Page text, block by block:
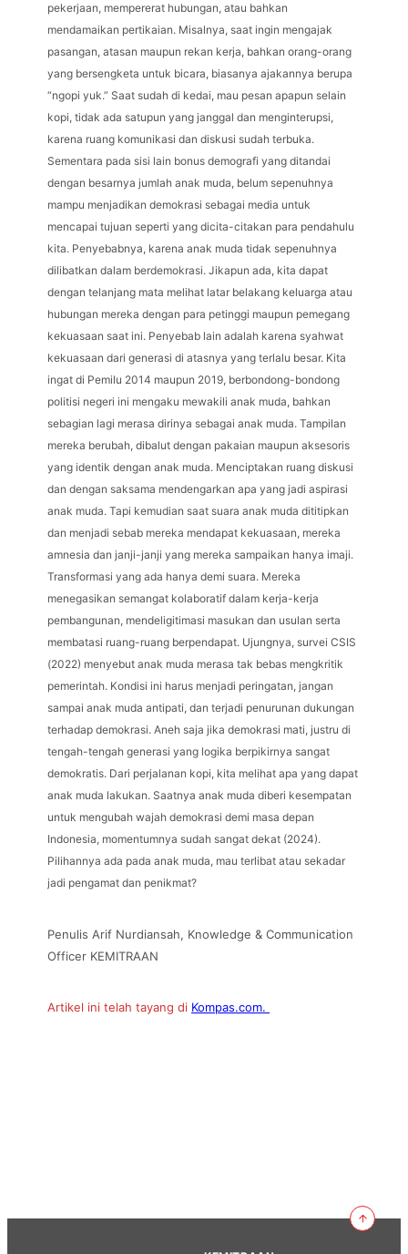
pekerjaan, mempererat hubungan, atau bahkan
mendamaikan pertikaian. Misalnya, saat ingin mengajak
pasangan, atasan maupun rekan kerja, bahkan orang-orang
yang bersengketa untuk bicara, biasanya ajakannya berupa
“ngopi yuk.” Saat sudah di kedai, mau pesan apapun selain
kopi, tidak ada satupun yang janggal dan menginterupsi,
karena ruang komunikasi dan diskusi sudah terbuka.
Sementara pada sisi lain bonus demografi yang ditandai
dengan besarnya jumlah anak muda, belum sepenuhnya
mampu menjadikan demokrasi sebagai media untuk
mencapai tujuan seperti yang dicita-citakan para pendahulu
kita. Penyebabnya, karena anak muda tidak sepenuhnya
dilibatkan dalam berdemokrasi. Jikapun ada, kita dapat
dengan telanjang mata melihat latar belakang keluarga atau
hubungan mereka dengan para petinggi maupun pemegang
kekuasaan saat ini. Penyebab lain adalah karena syahwat
kekuasaan dari generasi di atasnya yang terlalu besar. Kita
ingat di Pemilu 2014 maupun 2019, berbondong-bondong
politisi negeri ini mengaku mewakili anak muda, bahkan
sebagian lagi merasa dirinya sebagai anak muda. Tampilan
mereka berubah, dibalut dengan pakaian maupun aksesoris
yang identik dengan anak muda. Menciptakan ruang diskusi
dan dengan saksama mendengarkan apa yang jadi aspirasi
anak muda. Tapi kemudian saat suara anak muda dititipkan
dan menjadi sebab mereka mendapat kekuasaan, mereka
amnesia dan janji-janji yang mereka sampaikan hanya imaji.
Transformasi yang ada hanya demi suara. Mereka
menegasikan semangat kolaboratif dalam kerja-kerja
pembangunan, mendeligitimasi masukan dan usulan serta
membatasi ruang-ruang berpendapat. Ujungnya, survei CSIS
(2022) menyebut anak muda merasa tak bebas mengkritik
pemerintah. Kondisi ini harus menjadi peringatan, jangan
sampai anak muda antipati, dan terjadi penurunan dukungan
terhadap demokrasi. Aneh saja jika demokrasi mati, justru di
tengah-tengah generasi yang logika berpikirnya sangat
demokratis. Dari perjalanan kopi, kita melihat apa yang dapat
anak muda lakukan. Saatnya anak muda diberi kesempatan
untuk mengubah wajah demokrasi demi masa depan
Indonesia, momentumnya sudah sangat dekat (2024).
Pilihannya ada pada anak muda, mau terlibat atau sekadar
jadi pengamat dan penikmat?
Penulis Arif Nurdiansah, Knowledge & Communication
Officer KEMITRAAN
Artikel ini telah tayang di Kompas.com.